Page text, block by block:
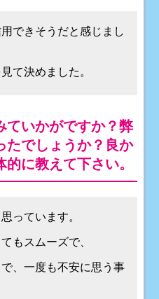
できそうだと感じまし
て決めました。
いかがですか？弊
たでしょうか？良か
に教えて下さい。
っています。
もスムーズで、
、一度も不安に思う事